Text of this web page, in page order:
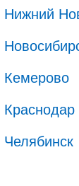
Нижний
Кемерово
Краснодар
Челябинск